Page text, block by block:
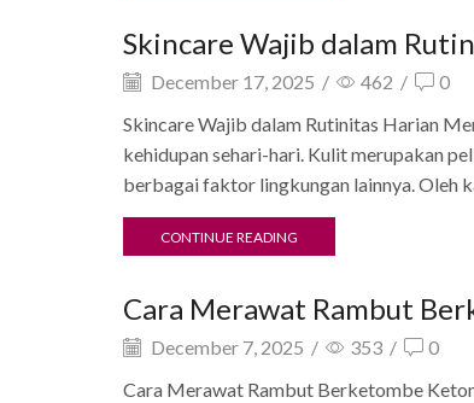
Skincare Wajib dalam
December 17, 2025 / 462 /
0
Skincare Wajib dalam Rutinitas Harian
kehidupan sehari-hari. Kulit merupakan
berbagai faktor lingkungan lainnya. Oleh
CONTINUE READING
Cara Merawat Rambut
December 7, 2025 / 353 /
0
Cara Merawat Rambut Berketombe